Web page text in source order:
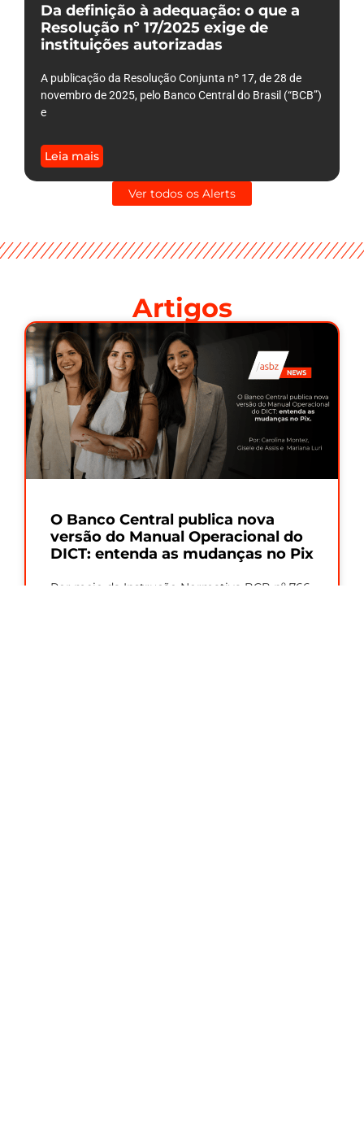
Da definição à adequação: o que a
Resolução nº 17/2025 exige de
instituições autorizadas
A publicação da Resolução Conjunta nº 17, de 28 de
novembro de 2025, pelo Banco Central do Brasil (“BCB”)
e
Leia mais
Ver todos os Alerts
Artigos
O Banco Central publica nova
versão do Manual Operacional do
DICT: entenda as mudanças no Pix
Por meio da Instrução Normativa BCB nº 766,